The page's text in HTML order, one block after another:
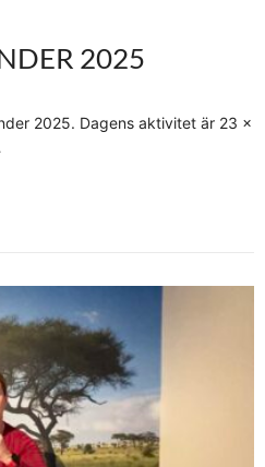
2025
2025. Dagens aktivitet är 23 x